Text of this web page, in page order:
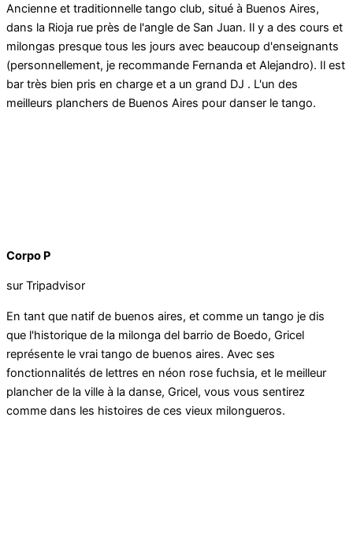
Ancienne et traditionnelle tango club, situé à Buenos Aires,
dans la Rioja rue près de l'angle de San Juan. Il y a des cours et
milongas presque tous les jours avec beaucoup d'enseignants
(personnellement, je recommande Fernanda et Alejandro). Il est
bar très bien pris en charge et a un grand DJ . L'un des
meilleurs planchers de Buenos Aires pour danser le tango.
Corpo P
sur Tripadvisor
En tant que natif de buenos aires, et comme un tango je dis
que l'historique de la milonga del barrio de Boedo, Gricel
représente le vrai tango de buenos aires. Avec ses
fonctionnalités de lettres en néon rose fuchsia, et le meilleur
plancher de la ville à la danse, Gricel, vous vous sentirez
comme dans les histoires de ces vieux milongueros.